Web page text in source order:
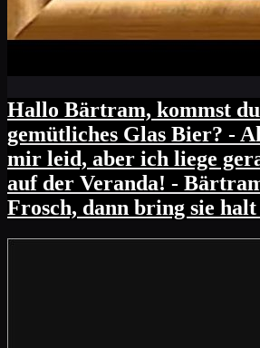
Hallo Bärtram, kommst
gemütliches Glas Bier? -
mir leid, aber ich liege
auf der Veranda! -
Frosch, dann bring sie